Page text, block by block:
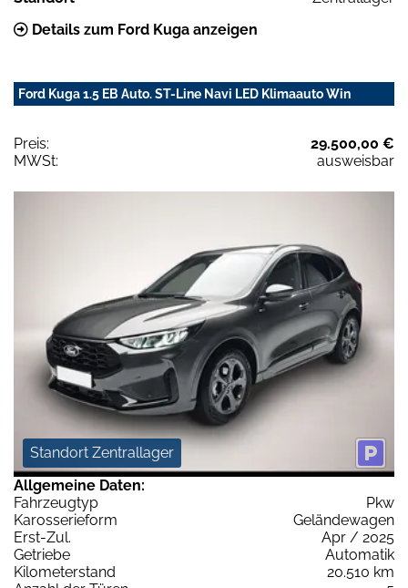
Details zum Ford Kuga anzeigen
Ford Kuga 1.5 EB Auto. ST-Line Navi LED Klimaauto Win
Preis:
29.500,00 €
MWSt:
ausweisbar
Standort Zentrallager
Allgemeine Daten:
Fahrzeugtyp
Pkw
Karosserieform
Geländewagen
Erst-Zul.
Apr / 2025
Getriebe
Automatik
Kilometerstand
20.510 km